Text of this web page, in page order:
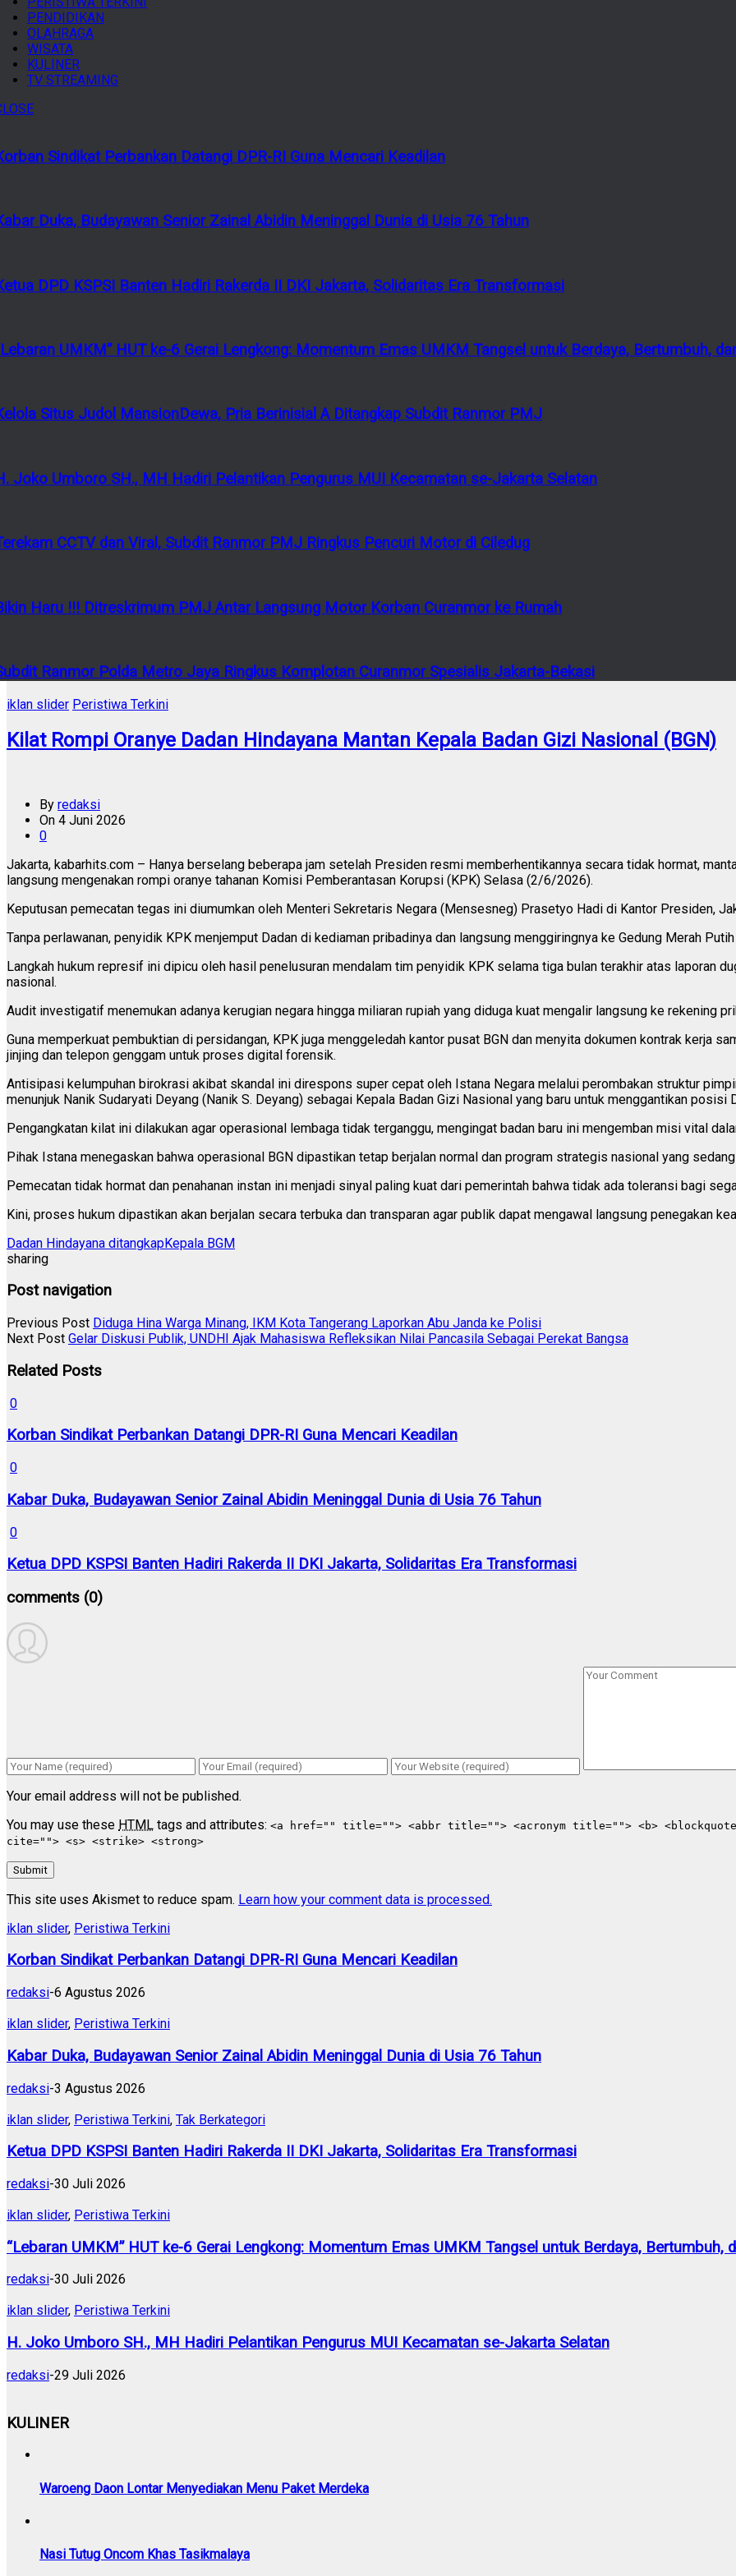
PENDIDIKAN
OLAHRAGA
WISATA
KULINER
TV STREAMING
Sindikat Perbankan Datangi DPR-RI Guna Mencari Keadilan
Duka, Budayawan Senior Zainal Abidin Meninggal Dunia di Usia 76 Tahun
DPD KSPSI Banten Hadiri Rakerda II DKI Jakarta, Solidaritas Era Transformasi
UMKM” HUT ke-6 Gerai Lengkong: Momentum Emas UMKM Tangsel untuk Berdaya, Bertumbuh,
Situs Judol MansionDewa, Pria Berinisial A Ditangkap Subdit Ranmor PMJ
Joko Umboro SH., MH Hadiri Pelantikan Pengurus MUI Kecamatan se-Jakarta Selatan
CCTV dan Viral, Subdit Ranmor PMJ Ringkus Pencuri Motor di Ciledug
Haru !!! Ditreskrimum PMJ Antar Langsung Motor Korban Curanmor ke Rumah
Ranmor Polda Metro Jaya Ringkus Komplotan Curanmor Spesialis Jakarta-Bekasi
iklan slider Peristiwa Terkini
Kilat Rompi Oranye Dadan Hindayana Mantan Kepala Badan Gizi Nasional (BGN)
By redaksi
On 4 Juni 2026
0
Jakarta, kabarhits.com – Hanya berselang beberapa jam setelah Presiden resmi memberhentikannya secara tidak hormat,
langsung mengenakan rompi oranye tahanan Komisi Pemberantasan Korupsi (KPK) Selasa (2/6/2026).
Keputusan pemecatan tegas ini diumumkan oleh Menteri Sekretaris Negara (Mensesneg) Prasetyo Hadi di Kantor Presiden,
Tanpa perlawanan, penyidik KPK menjemput Dadan di kediaman pribadinya dan langsung menggiringnya ke Gedung Merah
Langkah hukum represif ini dipicu oleh hasil penelusuran mendalam tim penyidik KPK selama tiga bulan terakhir atas laporan
nasional.
Audit investigatif menemukan adanya kerugian negara hingga miliaran rupiah yang diduga kuat mengalir langsung ke rekening
Guna memperkuat pembuktian di persidangan, KPK juga menggeledah kantor pusat BGN dan menyita dokumen kontrak kerja
jinjing dan telepon genggam untuk proses digital forensik.
Antisipasi kelumpuhan birokrasi akibat skandal ini direspons super cepat oleh Istana Negara melalui perombakan struktur
menunjuk Nanik Sudaryati Deyang (Nanik S. Deyang) sebagai Kepala Badan Gizi Nasional yang baru untuk menggantikan posisi
Pengangkatan kilat ini dilakukan agar operasional lembaga tidak terganggu, mengingat badan baru ini mengemban misi vital
Pihak Istana menegaskan bahwa operasional BGN dipastikan tetap berjalan normal dan program strategis nasional yang
Pemecatan tidak hormat dan penahanan instan ini menjadi sinyal paling kuat dari pemerintah bahwa tidak ada toleransi bagi
Kini, proses hukum dipastikan akan berjalan secara terbuka dan transparan agar publik dapat mengawal langsung penegakan
Dadan Hindayana ditangkapKepala BGM
sharing
Post navigation
Previous Post Diduga Hina Warga Minang, IKM Kota Tangerang Laporkan Abu Janda ke Polisi
Next Post Gelar Diskusi Publik, UNDHI Ajak Mahasiswa Refleksikan Nilai Pancasila Sebagai Perekat Bangsa
Related Posts
0
Korban Sindikat Perbankan Datangi DPR-RI Guna Mencari Keadilan
0
Kabar Duka, Budayawan Senior Zainal Abidin Meninggal Dunia di Usia 76 Tahun
0
Ketua DPD KSPSI Banten Hadiri Rakerda II DKI Jakarta, Solidaritas Era Transformasi
comments (0)
Your email address will not be published.
You may use these HTML tags and attributes: <a href="" title=""> <abbr title=""> <acronym title=""> <b> <blockquote
cite=""> <s> <strike> <strong>
Submit
This site uses Akismet to reduce spam. Learn how your comment data is processed.
iklan slider, Peristiwa Terkini
Korban Sindikat Perbankan Datangi DPR-RI Guna Mencari Keadilan
redaksi-6 Agustus 2026
iklan slider, Peristiwa Terkini
Kabar Duka, Budayawan Senior Zainal Abidin Meninggal Dunia di Usia 76 Tahun
redaksi-3 Agustus 2026
iklan slider, Peristiwa Terkini, Tak Berkategori
Ketua DPD KSPSI Banten Hadiri Rakerda II DKI Jakarta, Solidaritas Era Transformasi
redaksi-30 Juli 2026
iklan slider, Peristiwa Terkini
“Lebaran UMKM” HUT ke-6 Gerai Lengkong: Momentum Emas UMKM Tangsel untuk Berdaya, Bertumbuh,
redaksi-30 Juli 2026
iklan slider, Peristiwa Terkini
H. Joko Umboro SH., MH Hadiri Pelantikan Pengurus MUI Kecamatan se-Jakarta Selatan
redaksi-29 Juli 2026
KULINER
Waroeng Daon Lontar Menyediakan Menu Paket Merdeka
Nasi Tutug Oncom Khas Tasikmalaya